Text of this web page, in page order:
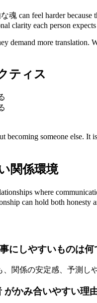
can feel harder because
clarity each person
demand more translation.
ティス
someone else. It
関係環境
where
can hold both honesty
にしやすいものは何
関係の安定感、予測し
かみ合いやすい理